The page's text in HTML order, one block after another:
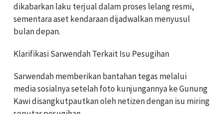
dikabarkan laku terjual dalam proses lelang resmi,
sementara aset kendaraan dijadwalkan menyusul
bulan depan.
Klarifikasi Sarwendah Terkait Isu Pesugihan
Sarwendah memberikan bantahan tegas melalui
media sosialnya setelah foto kunjungannya ke Gunung
Kawi disangkutpautkan oleh netizen dengan isu miring